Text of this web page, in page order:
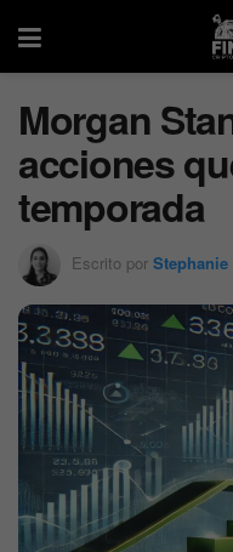
Morgan
acciones
temporada
Escrito por Stephanie